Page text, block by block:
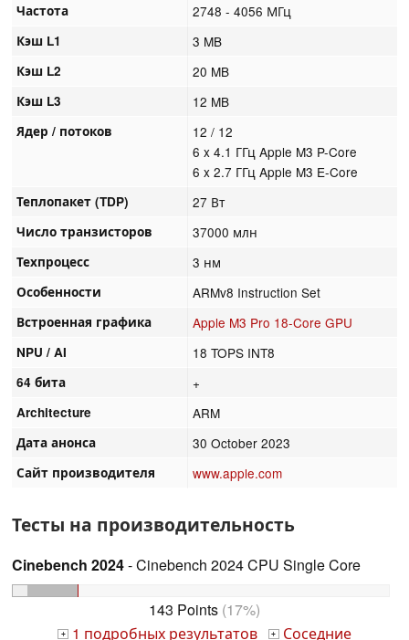
Частота 2748 - 4056 МГц
Кэш L1 3 MB
Кэш L2 20 MB
Кэш L3 12 MB
Ядер / потоков
12 / 12
6 x 4.1 ГГц Apple M3 P-Core
6 x 2.7 ГГц Apple M3 E-Core
Теплопакет (TDP) 27 Вт
Число транзисторов 37000 млн
Техпроцесс 3 нм
Особенности ARMv8 Instruction Set
Встроенная графика Apple M3 Pro 18-Core GPU
NPU / AI 18 TOPS INT8
64 бита +
Architecture ARM
Дата анонса 30 October 2023
Сайт производителя www.apple.com
Тесты на производительность
Cinebench 2024- Cinebench 2024 CPU Single Core
143 Points (17%)
+ 1 подробных результатов + Соседние